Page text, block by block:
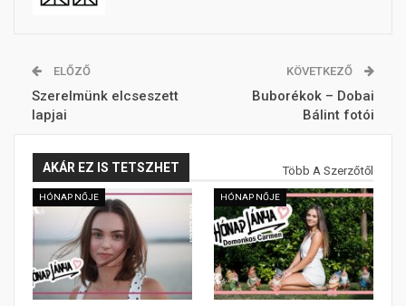
ELŐZŐ
Szerelmünk elcseszett
lapjai
KÖVETKEZŐ
Buborékok – Dobai
Bálint fotói
AKÁR EZ IS TETSZHET Több A Szerzőtől
HÓNAP NŐJE HÓNAP NŐJE